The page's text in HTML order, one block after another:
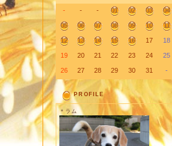
-
- - 01 02 03 04
05 06 07 08 09 10 11
12 13 14 15 16 17 18
19 20 21 22 23 24 25
26 27 28 29 30 31 -
PROFILE
＊ラム